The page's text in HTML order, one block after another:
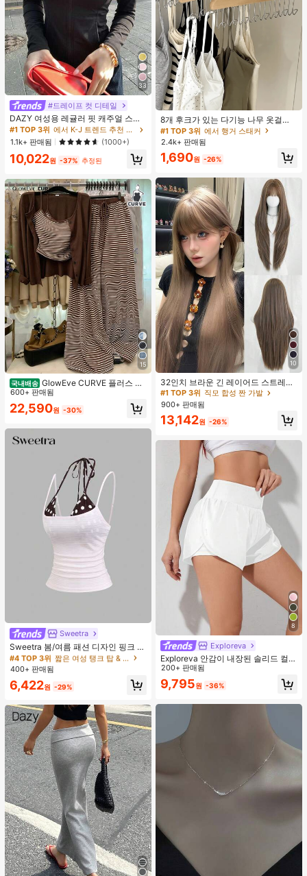
33
#드레이프 컷 디테일
DAZY 여성용 레귤러 핏 캐주얼 스포
츠 지퍼업 봄버 재킷, 봄, 가을 여성 의
류 여성 코트
#1 TOP 3위
에서 K-J 트렌드 추천 상품 여성 아우터웨어
1.1k+ 판매됨
(1000+)
10,022원 -37% 추정된
15
국내배송 GlowEve CURVE 플러스 사
이즈 솔리드 컬러 니트 가디건, 앞 버
튼 잠금, 스트라이프 핏 드로스트링 장
식, 우아한 캐주얼 출퇴근 데일리 웨어
600+ 판매됨
22,590원 -30%
Sweetra
Sweetra 봄/여름 패션 디자인 핑크 스
트라이프 브라운 폴카 도트 스파게티
스트랩 2 In 1 스위트 걸리시 비치 로
맨틱 휴가 스타일 여성용 캐미 탱크 탑
#4 TOP 3위
거의 매진!
#4 TOP 3위
짧은 여성 탱크 탑 & 카미스
거의 매진!
#4 TOP 3위
짧은 여성 탱크 탑 & 카미스
거의 매진!
#4 TOP 3위
거의 매진!
400+ 판매됨
6,422원 -29%
8개 후크가 있는 다기능 나무 옷걸이
360도 회전 옷장 수납 후크 랙 상의
조끼 및 의류용 공간 절약 정리대
#1 TOP 3위 에서 행거 스태커
2.4k+ 판매됨
1,690원 -26%
10
32인치 브라운 긴 레이어드 스트레이
트 가발 걸 - 앞머리 있는 우아한 가발
- 어두운 뿌리, 자연스러운 풍성하고
매우 부드러운 합성 내열 섬유 전체 기
계 헤어 가발 걸 일상, 음악 축제 파티,
코스프레 애니메이션 사용, 친구 선물
#1 TOP 3위
직모 합성 짠 가발
거의 매진!
#1 TOP 3위 직모 합성 짠 가발
거의 매진!
#1 TOP 3위 직모 합성 짠 가발
거의 매진!
#1 TOP 3위 직모 합성 짠 가발
거의 매진!
900+ 판매됨
13,142원 -26%
8
Exploreva
Exploreva 안감이 내장된 솔리드 컬러
스포츠 반바지, 여름용 편안한 스웨터
반바지
200+ 판매됨
9,795원 -36%